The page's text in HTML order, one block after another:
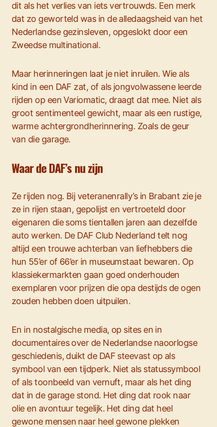
dit als het verlies van iets vertrouwds. Een merk
dat zo geworteld was in de alledaagsheid van het
Nederlandse gezinsleven, opgeslokt door een
Zweedse multinational.
Maar herinneringen laat je niet inruilen. Wie als
kind in een DAF zat, of als jongvolwassene leerde
rijden op een Variomatic, draagt dat mee. Niet als
groot sentimenteel gewicht, maar als een rustige,
warme achtergrondherinnering. Zoals de geur
van die garage.
Waar de DAF’s nu zijn
Ze rijden nog. Bij veteranenrally’s in Brabant zie je
ze in rijen staan, gepolijst en vertroeteld door
eigenaren die soms tientallen jaren aan dezelfde
auto werken. De DAF Club Nederland telt nog
altijd een trouwe achterban van liefhebbers die
hun 55’er of 66’er in museumstaat bewaren. Op
klassiekermarkten gaan goed onderhouden
exemplaren voor prijzen die opa destijds de ogen
zouden hebben doen uitpuilen.
En in nostalgische media, op sites en in
documentaires over de Nederlandse naoorlogse
geschiedenis, duikt de DAF steevast op als
symbool van een tijdperk. Niet als statussymbool
of als toonbeeld van vernuft, maar als het ding
dat in de garage stond. Het ding dat rook naar
olie en avontuur tegelijk. Het ding dat heel
gewone mensen naar heel gewone plekken